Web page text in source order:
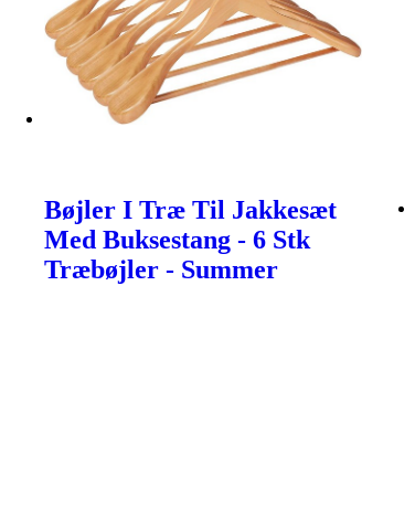
Bøjler I Træ Til Jakkesæt
Med Buksestang - 6 Stk
Træbøjler - Summer